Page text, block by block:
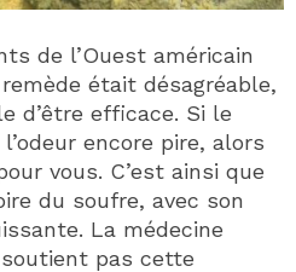
de l’Ouest américain
était désagréable,
d’être efficace. Si le
encore pire, alors
vous. C’est ainsi que
du soufre, avec son
La médecine
pas cette